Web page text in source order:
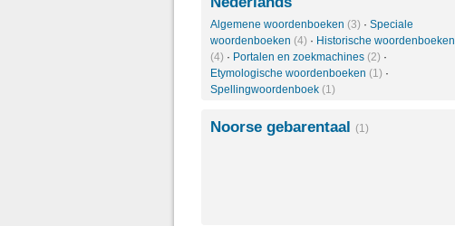
Algemene woordenboeken (3) · Speciale
woordenboeken (4) · Historische woordenboeken
(4) · Portalen en zoekmachines (2) ·
Etymologische woordenboeken (1) ·
Spellingwoordenboek (1)
Noorse gebarentaal (1)